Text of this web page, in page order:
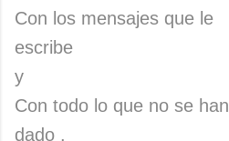
Con los mensajes que le
escribe
y
Con todo lo que no se han
dado .